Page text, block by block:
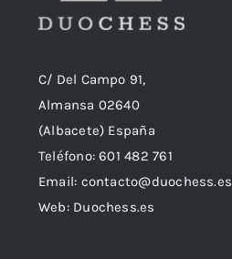
C/ Del Campo 91,
Almansa 02640
(Albacete) España
Teléfono:601 482 761
Email: contacto@duochess.es
Web: Duochess.es